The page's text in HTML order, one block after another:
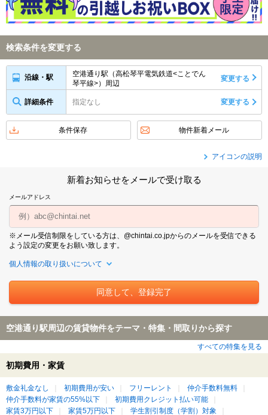
検索条件を変更する
沿線・駅
空港通り駅（高松琴平電気鉄道<ことでん
琴平線>）周辺
変更する
詳細条件 指定なし 変更する
条件保存 物件新着メール
アイコンの説明
新着お知らせをメールで受け取る
メールアドレス
※メール受信制限をしている方は、@chintai.co.jpからのメールを受信できる
よう設定の変更をお願い致します。
個人情報の取り扱いについて
空港通り駅周辺の賃貸物件をテーマ・特集・間取りから探す
すべての特集を見る
初期費用・家賃
敷金礼金なし 初期費用が安い フリーレント
仲介手数料無料
仲介手数料が家賃の55%以下
初期費用クレジット払い可能
家賃3万円以下
家賃5万円以下 学生割引制度（学割）対象